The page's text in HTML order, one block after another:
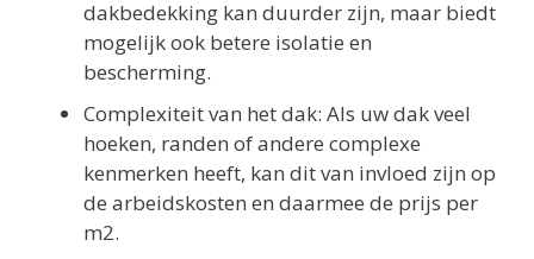
dakbedekking kan duurder zijn, maar biedt
mogelijk ook betere isolatie en
bescherming.
Complexiteit van het dak: Als uw dak veel
hoeken, randen of andere complexe
kenmerken heeft, kan dit van invloed zijn op
de arbeidskosten en daarmee de prijs per
m2.